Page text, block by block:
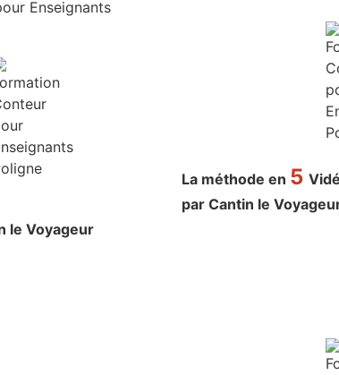
le Voyageur
La méthode en 5
par Cantin le